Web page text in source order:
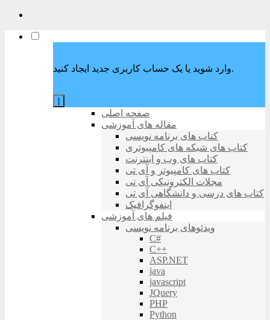
وارد شوید یا یک حساب کاربری جدید ایجاد کنید.
صفحه اصلی
مقاله های آموزشی
کتاب های برنامه نویسی
کتاب های شبکه های کامپیوتری
کتاب های وب و اینترنت
کتاب های کامپیوتر و آی تی
مجلات الکترونیکی آی تی
کتاب های درسی و دانشگاهی آی تی
اینفوگرافیک
فیلم های آموزشی
ویدئوهای برنامه نویسی
C#
C++
ASP.NET
java
javascript
JQuery
PHP
Python